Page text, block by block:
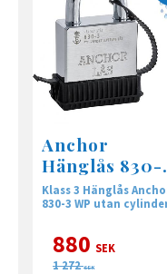
Anchor
Hänglås 830-
WP • utan
cylinder
Klass 3 Hänglås
830-3 WP utan
880 SEK
1 272 SEK